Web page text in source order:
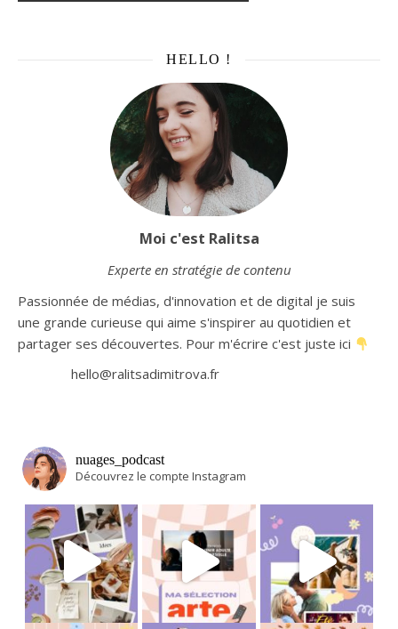
HELLO !
Moi c'est Ralitsa
Experte en stratégie de contenu
Passionnée de médias, d'innovation et de digital je suis
une grande curieuse qui aime s'inspirer au quotidien et
partager ses découvertes. Pour m'écrire c'est juste ici
hello@ralitsadimitrova.fr
nuages_podcast
Découvrez le compte Instagram